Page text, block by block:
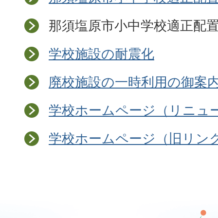
那須塩原市小中学校適正配
学校施設の耐震化
廃校施設の一時利用の御案
学校ホームページ（リニュ
学校ホームページ（旧リン